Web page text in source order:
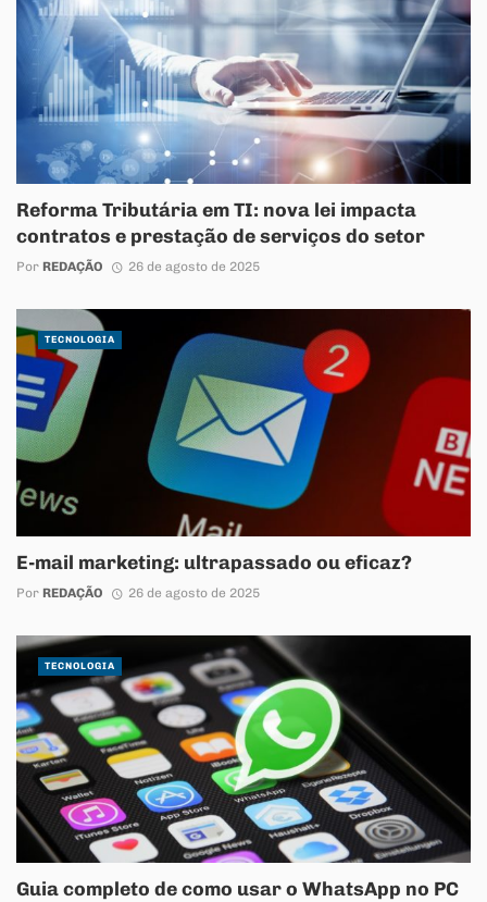
Reforma Tributária em TI: nova lei impacta
contratos e prestação de serviços do setor
Por REDAÇÃO 26 de agosto de 2025
E-mail marketing: ultrapassado ou eficaz?
Por REDAÇÃO 26 de agosto de 2025
TECNOLOGIA
Guia completo de como usar o WhatsApp no PC
TECNOLOGIA